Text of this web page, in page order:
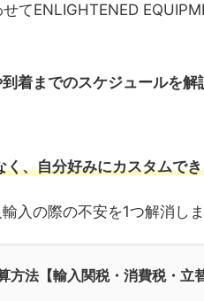
てENLIGHTENED
着までのスケジュールを解
、自分好みにカスタムで
入の際の不安を1つ解消しま
法【輸入関税・消費税・立